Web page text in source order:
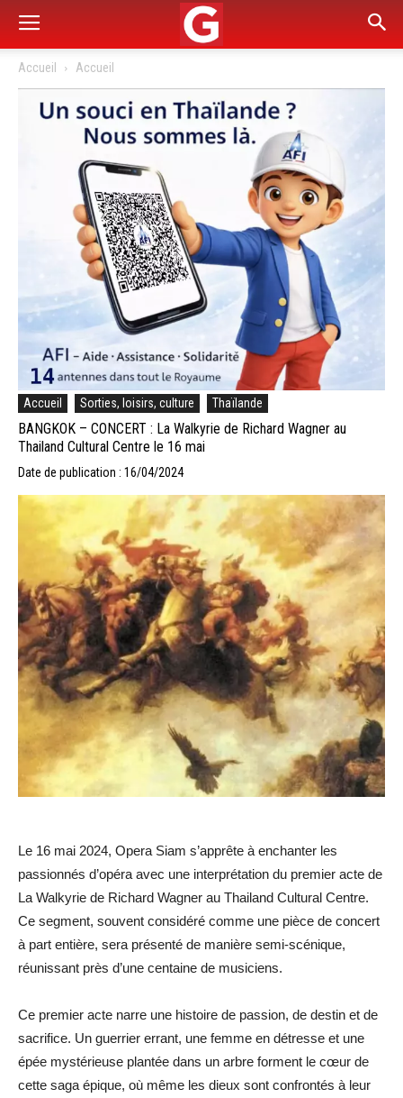
Accueil Accueil
Accueil Sorties, loisirs, culture Thaïlande
BANGKOK – CONCERT : La Walkyrie de Richard Wagner au
Thailand Cultural Centre le 16 mai
Date de publication : 16/04/2024
Le 16 mai 2024, Opera Siam s’apprête à enchanter les
passionnés d’opéra avec une interprétation du premier acte de
La Walkyrie de Richard Wagner au Thailand Cultural Centre.
Ce segment, souvent considéré comme une pièce de concert
à part entière, sera présenté de manière semi-scénique,
réunissant près d’une centaine de musiciens.
Ce premier acte narre une histoire de passion, de destin et de
sacrifice. Un guerrier errant, une femme en détresse et une
épée mystérieuse plantée dans un arbre forment le cœur de
cette saga épique, où même les dieux sont confrontés à leur